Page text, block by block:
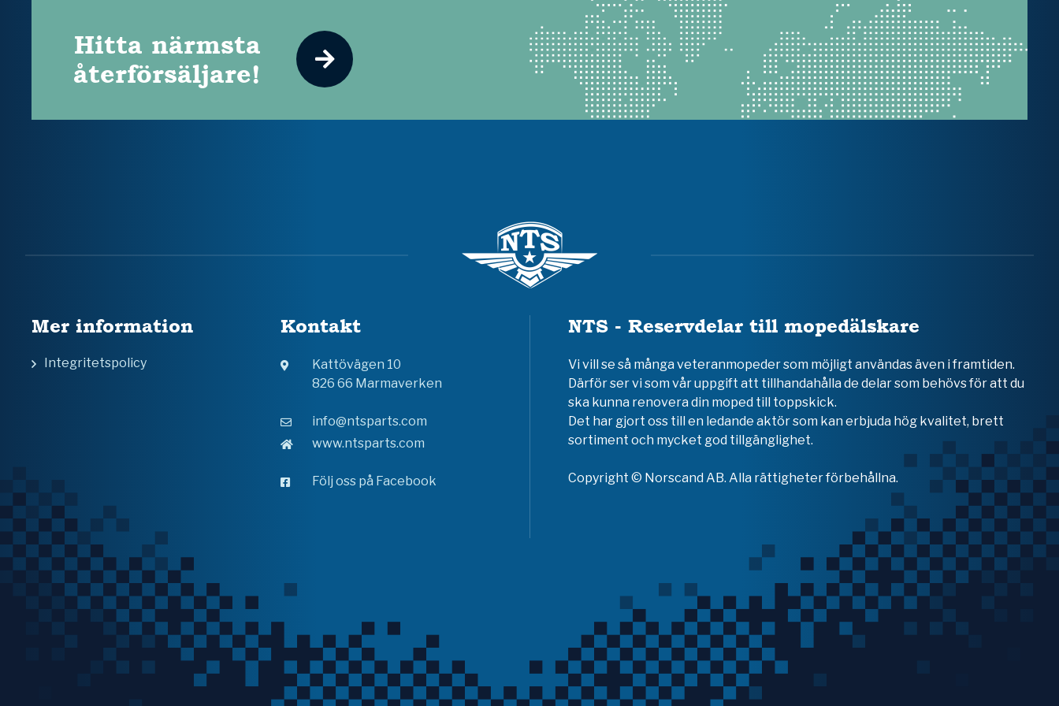
Hitta närmsta
återförsäljare!
Mer information
Integritetspolicy
Kontakt
Kattövägen 10
826 66 Marmaverken
info@ntsparts.com
www.ntsparts.com
Följ oss på Facebook
NTS - Reservdelar till mopedälskare
Vi vill se så många veteranmopeder som möjligt användas även i framtiden.
Därför ser vi som vår uppgift att tillhandahålla de delar som behövs för att du
ska kunna renovera din moped till toppskick.
Det har gjort oss till en ledande aktör som kan erbjuda hög kvalitet, brett
sortiment och mycket god tillgänglighet.
Copyright © Norscand AB. Alla rättigheter förbehållna.